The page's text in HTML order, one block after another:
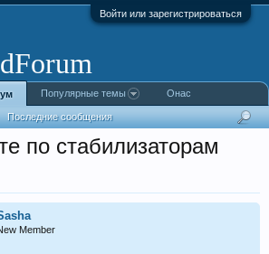
Войти или зарегистрироваться
по стабилизаторам
Member
Последние сообщения
Популярные темы Онас